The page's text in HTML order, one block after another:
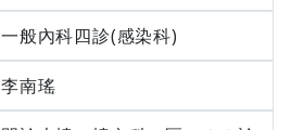
一般內科四診(感染科)
李南瑤